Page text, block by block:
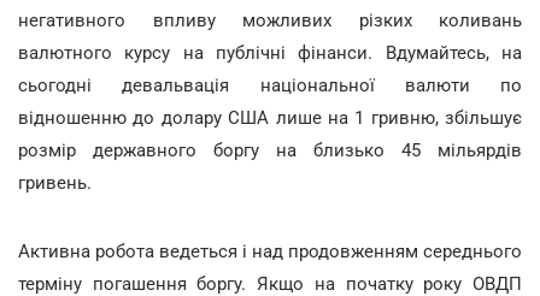
негативного впливу можливих різких коливань
валютного курсу на публічні фінанси. Вдумайтесь, на
сьогодні девальвація національної валюти по
відношенню до долару США лише на 1 гривню, збільшує
розмір державного боргу на близько 45 мільярдів
гривень.
Активна робота ведеться і над продовженням середнього
терміну погашення боргу. Якщо на початку року ОВДП